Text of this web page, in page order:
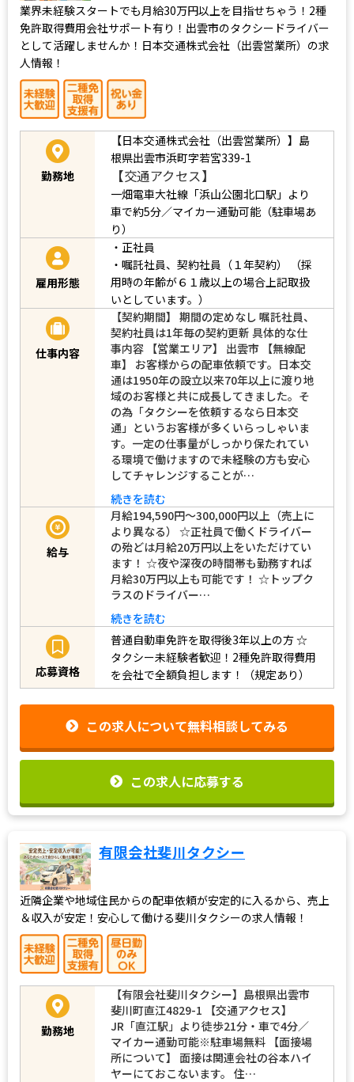
業界未経験スタートでも月給30万円以上を目指せちゃう！2種
免許取得費用会社サポート有り！出雲市のタクシードライバー
として活躍しませんか！日本交通株式会社（出雲営業所）の求
人情報！
勤務地
【日本交通株式会社（出雲営業所）】島
根県出雲市浜町字若宮339-1
【交通アクセス】
一畑電車大社線「浜山公園北口駅」より
車で約5分／マイカー通勤可能（駐車場あ
り）
雇用形態
・正社員
・嘱託社員、契約社員（１年契約）
（採
用時の年齢が６１歳以上の場合上記取扱
いとしています。）
仕事内容
【契約期間】 期間の定めなし 嘱託社員、
契約社員は1年毎の契約更新 具体的な仕
事内容 【営業エリア】 出雲市 【無線配
車】 お客様からの配車依頼です。日本交
通は1950年の設立以来70年以上に渡り地
域のお客様と共に成長してきました。そ
の為「タクシーを依頼するなら日本交
通」というお客様が多くいらっしゃいま
す。一定の仕事量がしっかり保たれてい
る環境で働けますので未経験の方も安心
してチャレンジすることが…
続きを読む
給与
月給194,590円～300,000円以上（売上に
より異なる） ☆正社員で働くドライバー
の殆どは月給20万円以上をいただけてい
ます！ ☆夜や深夜の時間帯も勤務すれば
月給30万円以上も可能です！ ☆トップク
ラスのドライバー…
続きを読む
応募資格
普通自動車免許を取得後3年以上の方☆
タクシー未経験者歓迎！2種免許取得費用
を会社で全額負担します！（規定あり）
この求人について無料相談してみる
この求人に応募する
有限会社斐川タクシー
近隣企業や地域住民からの配車依頼が安定的に入るから、売上
＆収入が安定！安心して働ける斐川タクシーの求人情報！
勤務地
【有限会社斐川タクシー】島根県出雲市
斐川町直江4829-1 【交通アクセス】
JR「直江駅」より徒歩21分・車で4分／
マイカー通勤可能※駐車場無料 【面接場
所について】 面接は関連会社の谷本ハイ
ヤーにておこないます。 住…